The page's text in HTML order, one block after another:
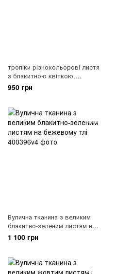
тропіки різнокольорові листя
з блакитною квіткою,
400434v1
950 грн
Вулична тканина з великим
блакитно-зеленим листям на
бежевому тлі, 400396v4
1 100 грн